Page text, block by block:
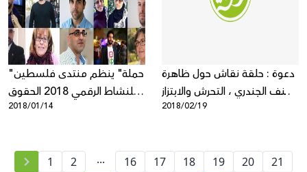
"حملة" ينظم منتدى فلسطين
للنشاط الرقمي 2018 الحقوق
الرقمية والمبادرات الملهمة
2018/01/14
دعوة : حلقة نقاش حول ظاهرة
العنف الجندري ، التحرش والابتزاز
في شبكات التواصل الاجتماعي
2018/02/19
1 2 ... 16 17 18 19 20
21